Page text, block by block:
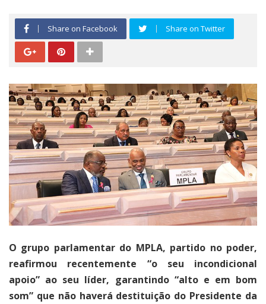
Share on Facebook Share on Twitter
O grupo parlamentar do MPLA, partido no poder,
reafirmou recentemente “o seu incondicional
apoio” ao seu líder, garantindo “alto e em bom
som” que não haverá destituição do Presidente da